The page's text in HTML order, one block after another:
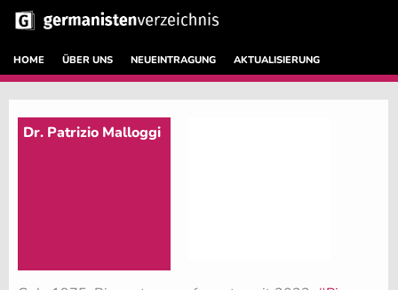
HOME ÜBER UNS NEUEINTRAGUNG AKTUALISIERUNG
Dr. Patrizio Malloggi